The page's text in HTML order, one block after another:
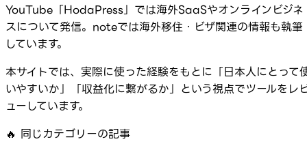
YouTube「HodaPress」では海外SaaSやオンラインビジネ
スについて発信。noteでは海外移住・ビザ関連の情報も執筆
しています。
本サイトでは、実際に使った経験をもとに「日本人にとって
いやすいか」「収益化に繋がるか」という視点でツールをレ
ューしています。
🔥 同じカテゴリーの記事